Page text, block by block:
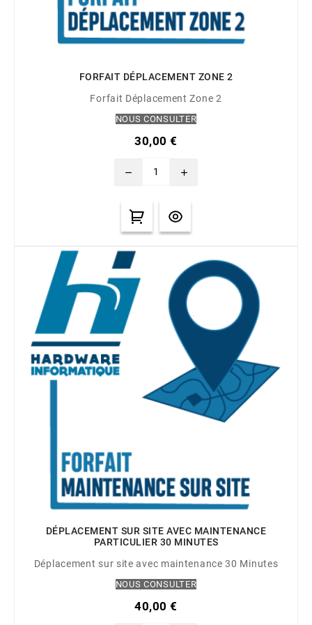
FORFAIT DÉPLACEMENT ZONE 2
Forfait Déplacement Zone 2
NOUS CONSULTER
30,00 €
remove add
DÉPLACEMENT SUR SITE AVEC MAINTENANCE
PARTICULIER 30 MINUTES
Déplacement sur site avec maintenance 30 Minutes
NOUS CONSULTER
40,00 €